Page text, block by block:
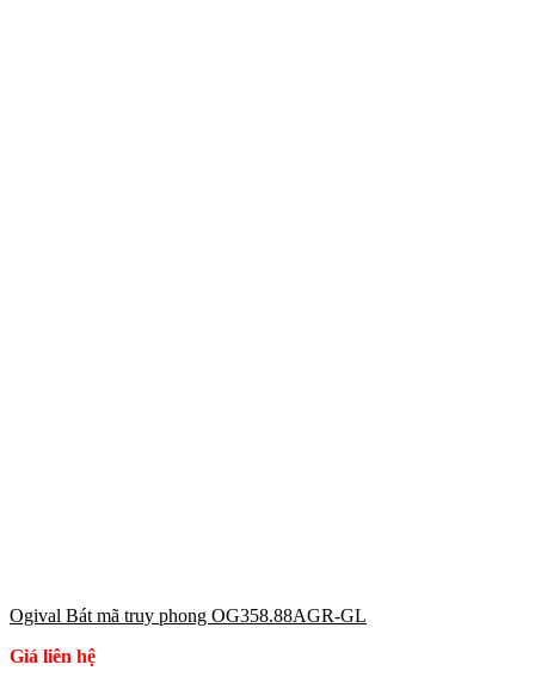
Ogival Bát mã truy phong OG358.88AGR-GL
Giá liên hệ